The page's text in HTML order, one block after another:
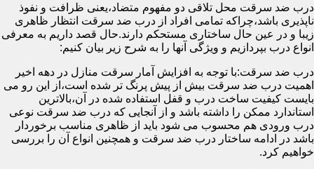
درب ضد سرقت محل تلاقی دو مفهوم متضاد،یعنی ظرافت و نفوذ
ناپذیری باشد،چراکه تمامی افراد از درب ضد سرقت انتظار ظاهری
زیبا و در عین حال ساختاری مستحکم دارند.حال قصد داریم به معرفی
انواع درب بپردازیم و ویژگی آنها را به شرح زیر بیان کنیم:
درب ضد سرقت:با توجه به افزایش آمار سرقت منازل در دهه اخیر
اهمیت درب ضد سرقت بیش از پیش پرنگ تر شده است،از این رو می
بایست کیفیت ساخت درب و قفل استفاده شده در آن،بالاترین
استاندارد ممکن را داشته باشد و از آنجایی که درب ضد سرقت نوعی
درب ورودی هم محسوب می شود باید از ظاهری مناسب برخوردار
باشد در ادامه ساختار درب ضد سرقت و همچنین انواع آن را بررسی
خواهیم کرد.